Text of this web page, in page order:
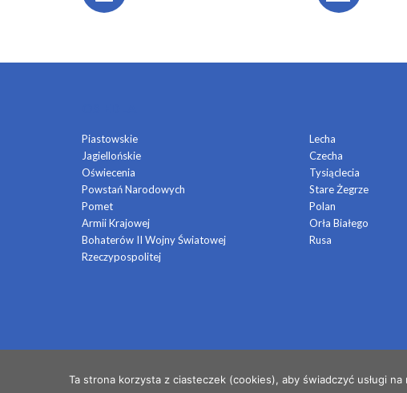
Piastowskie
Jagiellońskie
Oświecenia
Powstań Narodowych
Pomet
Armii Krajowej
Bohaterów II Wojny Światowej
Rzeczypospolitej
Lecha
Czecha
Tysiąclecia
Stare Żegrze
Polan
Orła Białego
Rusa
Ta strona korzysta z ciasteczek (cookies), aby świadczyć usługi